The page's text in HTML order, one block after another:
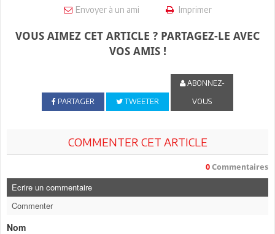
Envoyer à un ami Imprimer
VOUS AIMEZ CET ARTICLE ? PARTAGEZ-LE AVEC
VOS AMIS !
PARTAGER TWEETER
ABONNEZ-
VOUS
COMMENTER CET ARTICLE
0 Commentaires
Ecrire un commentaire
Commenter
Nom